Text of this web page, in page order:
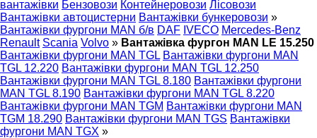
вантажівки Бензовози Контейнеровози Лісовози
Вантажівки автоцистерни Вантажівки бункеровози »
Вантажівки фургони MAN б/в DAF IVECO Mercedes-Benz
Renault Scania Volvo » Вантажівка фургон MAN LE 15.250
Вантажівки фургони MAN TGL Вантажівки фургони MAN
TGL 12.220 Вантажівки фургони MAN TGL 12.250
Вантажівки фургони MAN TGL 8.180 Вантажівки фургони
MAN TGL 8.190 Вантажівки фургони MAN TGL 8.220
Вантажівки фургони MAN TGM Вантажівки фургони MAN
TGM 18.290 Вантажівки фургони MAN TGS Вантажівки
фургони MAN TGX »